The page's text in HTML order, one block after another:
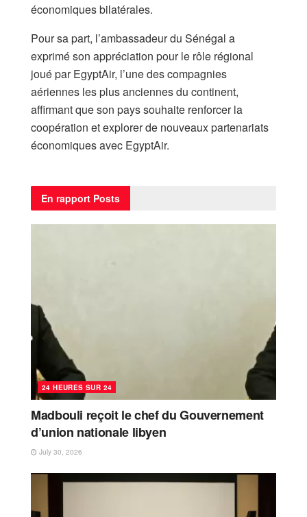
économiques bilatérales.
Pour sa part, l’ambassadeur du Sénégal a
exprimé son appréciation pour le rôle régional
joué par EgyptAir, l’une des compagnies
aériennes les plus anciennes du continent,
affirmant que son pays souhaite renforcer la
coopération et explorer de nouveaux partenariats
économiques avec EgyptAir.
En rapport Posts
24 HEURES SUR 24
Madbouli reçoit le chef du Gouvernement
d’union nationale libyen
July 30, 2026